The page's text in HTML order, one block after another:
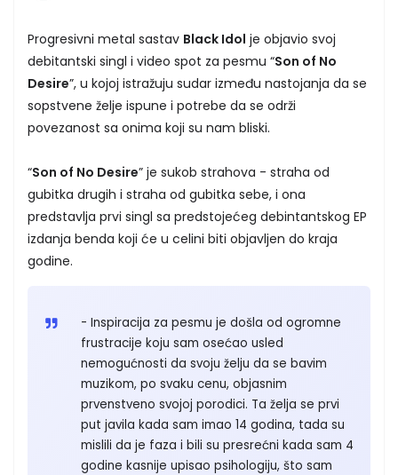
Progresivni metal sastav Black Idol je objavio svoj
debitantski singl i video spot za pesmu “Son of No
Desire”, u kojoj istražuju sudar između nastojanja da se
sopstvene želje ispune i potrebe da se održi
povezanost sa onima koji su nam bliski.
“Son of No Desire” je sukob strahova - straha od
gubitka drugih i straha od gubitka sebe, i ona
predstavlja prvi singl sa predstojećeg debintantskog EP
izdanja benda koji će u celini biti objavljen do kraja
godine.
- Inspiracija za pesmu je došla od ogromne
frustracije koju sam osećao usled
nemogućnosti da svoju želju da se bavim
muzikom, po svaku cenu, objasnim
prvenstveno svojoj porodici. Ta želja se prvi
put javila kada sam imao 14 godina, tada su
mislili da je faza i bili su presrećni kada sam 4
godine kasnije upisao psihologiju, što sam